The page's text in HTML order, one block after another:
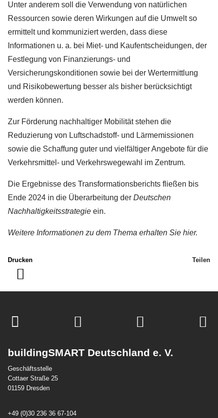
Unter anderem soll die Verwendung von natürlichen
Ressourcen sowie deren Wirkungen auf die Umwelt so
ermittelt und kommuniziert werden, dass diese
Informationen u. a. bei Miet- und Kaufentscheidungen, der
Festlegung von Finanzierungs- und
Versicherungskonditionen sowie bei der Wertermittlung
und Risikobewertung besser als bisher berücksichtigt
werden können.
Zur Förderung nachhaltiger Mobilität stehen die
Reduzierung von Luftschadstoff- und Lärmemissionen
sowie die Schaffung guter und vielfältiger Angebote für die
Verkehrsmittel- und Verkehrswegewahl im Zentrum.
Die Ergebnisse des Transformationsberichts fließen bis
Ende 2024 in die Überarbeitung der Deutschen
Nachhaltigkeitsstrategie ein.
Weitere Informationen zu dem Thema erhalten Sie hier.
Drucken Teilen
buildingSMART Deutschland e. V.
Geschäftsstelle
Cottaer Straße 25
01159 Dresden
+49 (0)30 236 36 67-104